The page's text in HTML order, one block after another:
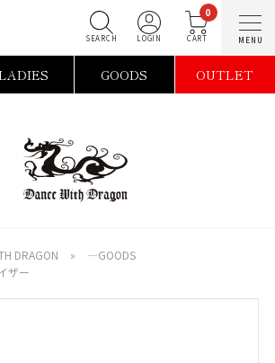
0
GOODS OUTLET
DRAGON »
―GOODS
ザー